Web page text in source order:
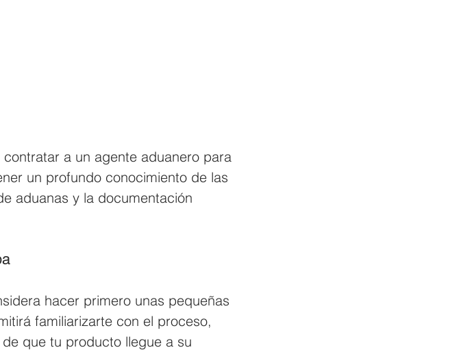
a un agente aduanero para
un profundo conocimiento de las
aduanas y la documentación
hacer primero unas pequeñas
familiarizarte con el proceso,
que tu producto llegue a su